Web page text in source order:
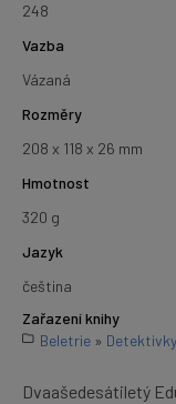
248
Vazba
Vázaná
Rozměry
208 x 118 x 26 mm
Hmotnost
320 g
Jazyk
čeština
Zařazení knihy
Beletrie »
Dvaašedesátiletý